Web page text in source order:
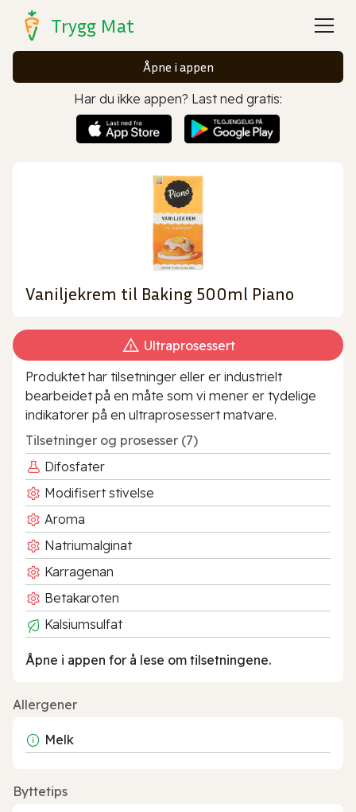
Trygg Mat
Åpne i appen
Har du ikke appen? Last ned gratis:
Vaniljekrem til Baking 500ml Piano
Ultraprosessert
Produktet har tilsetninger eller er industrielt
bearbeidet på en måte som vi mener er tydelige
indikatorer på en ultraprosessert matvare.
Tilsetninger og prosesser (7)
Difosfater
Modifisert stivelse
Aroma
Natriumalginat
Karragenan
Betakaroten
Kalsiumsulfat
Åpne i appen for å lese om tilsetningene.
Allergener
Melk
Byttetips